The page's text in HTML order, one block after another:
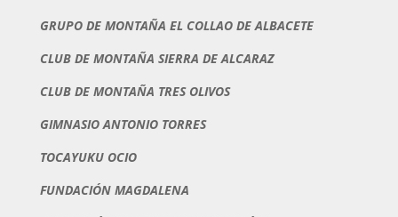
GRUPO DE MONTAÑA EL COLLAO DE ALBACETE
CLUB DE MONTAÑA SIERRA DE ALCARAZ
CLUB DE MONTAÑA TRES OLIVOS
GIMNASIO ANTONIO TORRES
TOCAYUKU OCIO
FUNDACIÓN MAGDALENA